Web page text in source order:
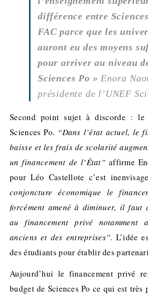
différence entre
FAC parce que les
auront eu des moyens
pour arriver au niveau
Sciences Po » Enora
présidente de l’UNEF
Second point sujet à discorde : le
Sciences Po. “Dans l’état actuel, le
baisse et les frais de scolarité
un financement de l’État” affirme
pour Léo Castellote c’est
conjoncture économique le
forcément amené à diminuer, il faut
au financement privé notamment
anciens et des entreprises”. L’idée
des étudiants pour établir des
Aujourd’hui le financement privé
budget de Sciences Po ce qui est très